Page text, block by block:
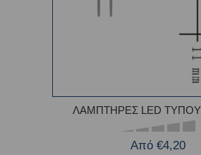
ΛΑΜΠΤΗΡΕΣ LED ΤΥΠΟΥ
Από €4,20